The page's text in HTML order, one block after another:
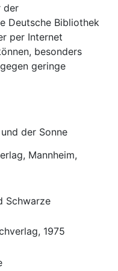
der
Deutsche Bibliothek
per Internet
besonders
geringe
der Sonne
Mannheim,
Schwarze
1975